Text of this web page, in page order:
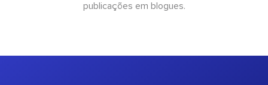
publicações em blogues.